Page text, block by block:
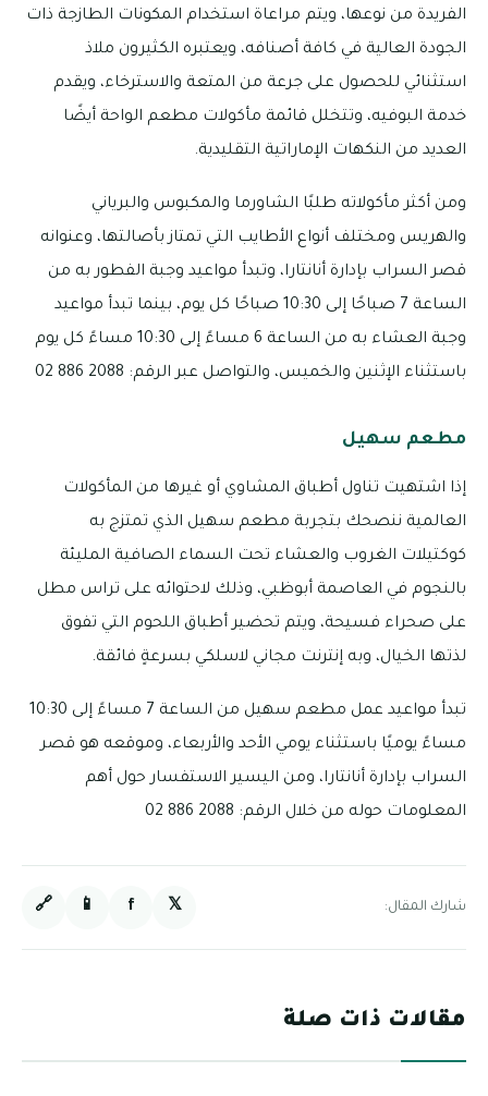
الفريدة من نوعها، ويتم مراعاة استخدام المكونات الطازجة ذات
الجودة العالية في كافة أصنافه، ويعتبره الكثيرون ملاذ
استثنائي للحصول على جرعة من المتعة والاسترخاء، ويقدم
خدمة البوفيه، وتتخلل قائمة مأكولات مطعم الواحة أيضًا
العديد من النكهات الإماراتية التقليدية.
ومن أكثر مأكولاته طلبًا الشاورما والمكبوس والبرياني
والهريس ومختلف أنواع الأطايب التي تمتاز بأصالتها، وعنوانه
قصر السراب بإدارة أنانتارا، وتبدأ مواعيد وجبة الفطور به من
الساعة 7 صباحًا إلى 10:30 صباحًا كل يوم، بينما تبدأ مواعيد
وجبة العشاء به من الساعة 6 مساءً إلى 10:30 مساءً كل يوم
باستثناء الإثنين والخميس، والتواصل عبر الرقم: 2088 886 02
مطعم سهيل
إذا اشتهيت تناول أطباق المشاوي أو غيرها من المأكولات
العالمية ننصحك بتجربة مطعم سهيل الذي تمتزج به
كوكتيلات الغروب والعشاء تحت السماء الصافية المليئة
بالنجوم في العاصمة أبوظبي، وذلك لاحتوائه على تراس مطل
على صحراء فسيحة، ويتم تحضير أطباق اللحوم التي تفوق
لذتها الخيال، وبه إنترنت مجاني لاسلكي بسرعةٍ فائقة.
تبدأ مواعيد عمل مطعم سهيل من الساعة 7 مساءً إلى 10:30
مساءً يوميًا باستثناء يومي الأحد والأربعاء، وموقعه هو قصر
السراب بإدارة أنانتارا، ومن اليسير الاستفسار حول أهم
المعلومات حوله من خلال الرقم: 2088 886 02
شارك المقال: 𝕏
f
📱
🔗
مقالات ذات صلة